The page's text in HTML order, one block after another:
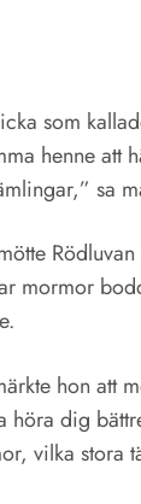
som
henne
sa
mormor
hon att
höra dig
vilka stora